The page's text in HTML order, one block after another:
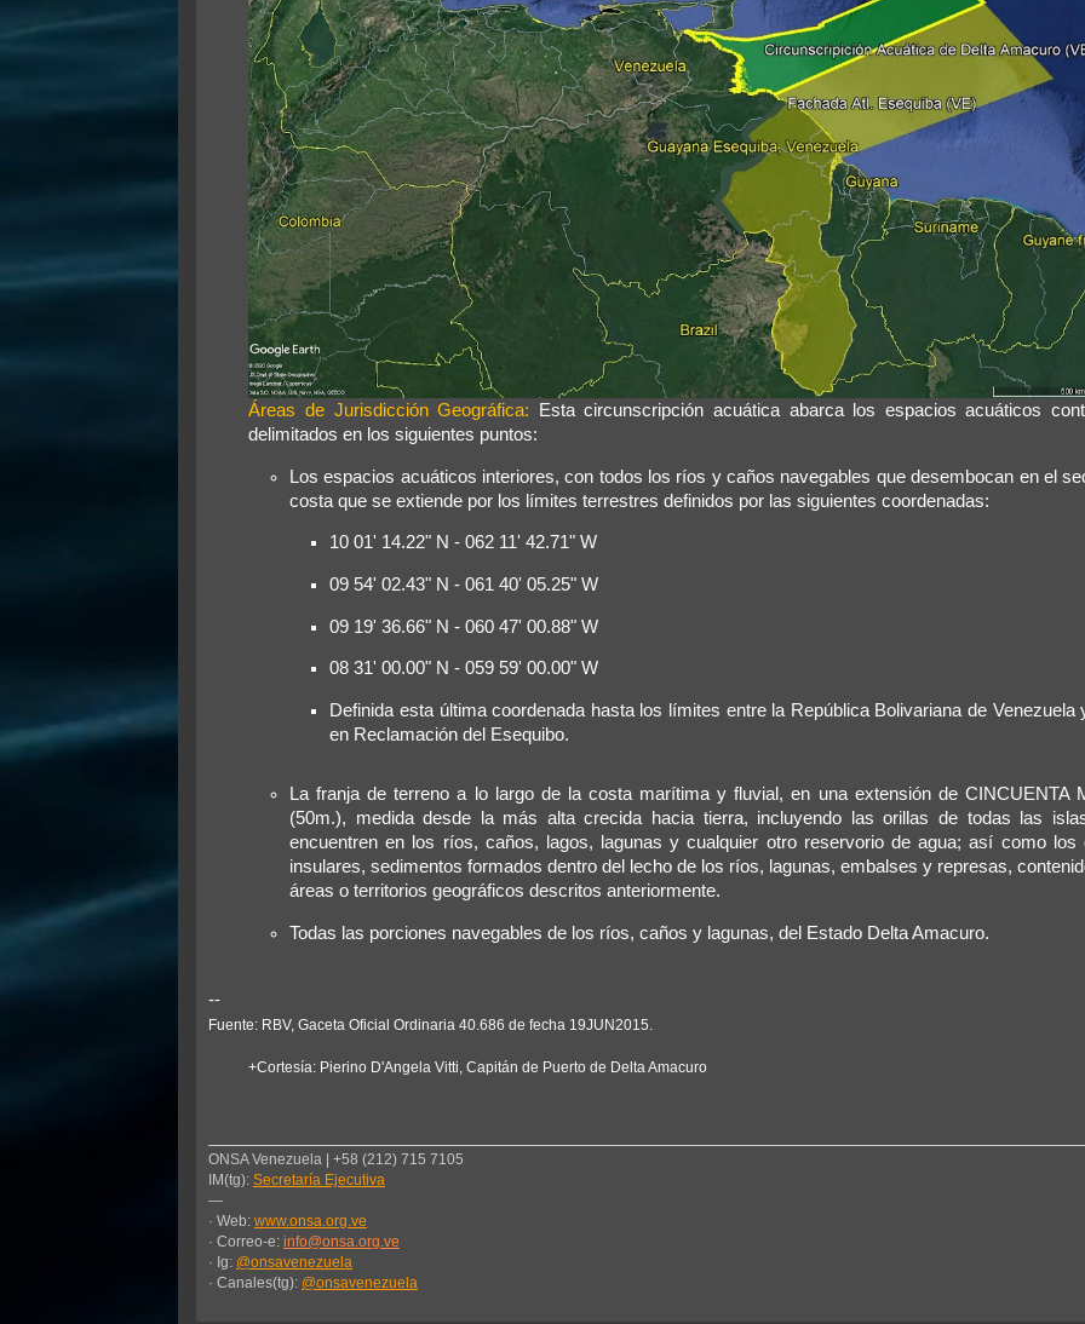
Áreas de Jurisdicción Geográfica: Esta circunscripción acuática abarca los espacios acuáticos
delimitados en los siguientes puntos:
Los espacios acuáticos interiores, con todos los ríos y caños navegables que desembocan en el
costa que se extiende por los límites terrestres definidos por las siguientes coordenadas:
10 01' 14.22" N - 062 11' 42.71" W
09 54' 02.43" N - 061 40' 05.25" W
09 19' 36.66" N - 060 47' 00.88" W
08 31' 00.00" N - 059 59' 00.00" W
Definida esta última coordenada hasta los límites entre la República Bolivariana de Venezuela
en Reclamación del Esequibo.
La franja de terreno a lo largo de la costa marítima y fluvial, en una extensión de CINCUENTA
(50m.), medida desde la más alta crecida hacia tierra, incluyendo las orillas de todas las
encuentren en los ríos, caños, lagos, lagunas y cualquier otro reservorio de agua; así como los
insulares, sedimentos formados dentro del lecho de los ríos, lagunas, embalses y represas,
áreas o territorios geográficos descritos anteriormente.
Todas las porciones navegables de los ríos, caños y lagunas, del Estado Delta Amacuro.
--
Fuente: RBV, Gaceta Oficial Ordinaria 40.686 de fecha 19JUN2015.
+Cortesía: Pierino D'Angela Vitti, Capitán de Puerto de Delta Amacuro
ONSA Venezuela | +58 (212) 715 7105
IM(tg): Secretaría Ejecutiva
—
· Web: www.onsa.org.ve
· Correo-e: info@onsa.org.ve
· Ig: @onsavenezuela
· Canales(tg): @onsavenezuela